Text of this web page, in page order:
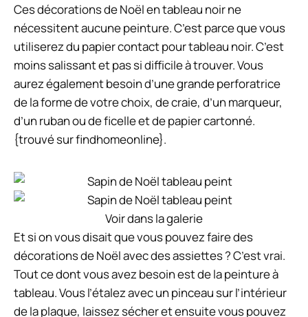
Ces décorations de Noël en tableau noir ne
nécessitent aucune peinture. C’est parce que vous
utiliserez du papier contact pour tableau noir. C’est
moins salissant et pas si difficile à trouver. Vous
aurez également besoin d’une grande perforatrice
de la forme de votre choix, de craie, d’un marqueur,
d’un ruban ou de ficelle et de papier cartonné.
{trouvé sur findhomeonline}.
Voir dans la galerie
Et si on vous disait que vous pouvez faire des
décorations de Noël avec des assiettes ? C’est vrai.
Tout ce dont vous avez besoin est de la peinture à
tableau. Vous l’étalez avec un pinceau sur l’intérieur
de la plaque, laissez sécher et ensuite vous pouvez